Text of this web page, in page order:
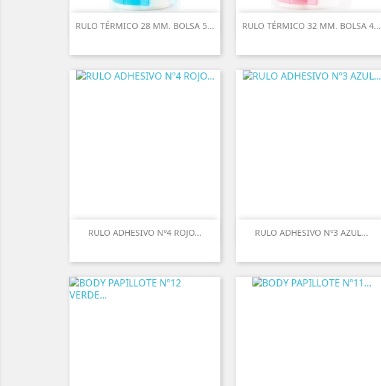
RULO TÉRMICO 28 MM. BOLSA 5... RULO TÉRMICO 32 MM. BOLSA 4...
RULO ADHESIVO Nº4 ROJO... RULO ADHESIVO Nº3 AZUL...